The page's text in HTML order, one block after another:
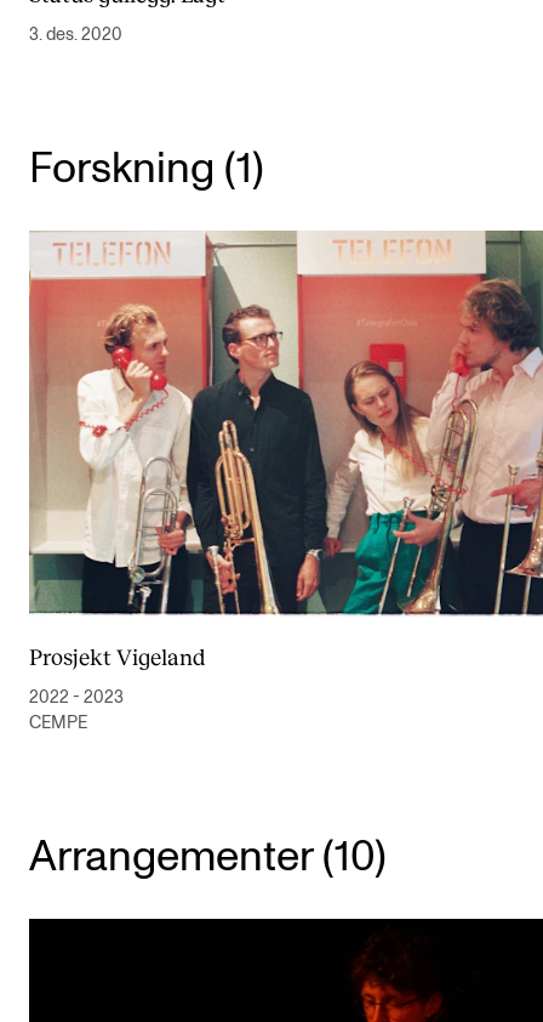
3. des. 2020
Forskning (1)
Prosjekt Vigeland
2022 - 2023
CEMPE
Arrangementer (10)